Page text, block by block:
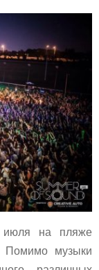
июля на пляже
Помимо музыки